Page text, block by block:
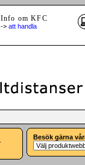
Info om KFC
-> att handla
Besök gärna